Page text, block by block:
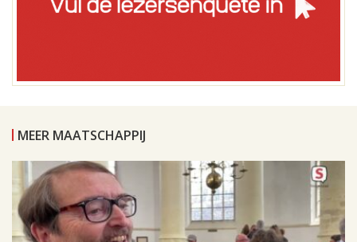
MEER MAATSCHAPPIJ